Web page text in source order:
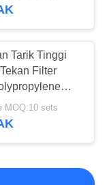
Tarik Tinggi
Filter
Woven
MOQ:10 sets